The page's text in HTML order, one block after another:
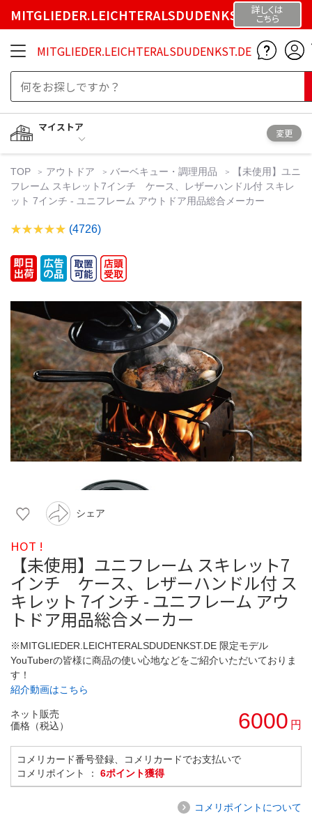
MITGLIEDER.LEICHTERALSDUDENKST.DE詳しくは
こちら
MITGLIEDER.LEICHTERALSDUDENKST.DE
マイストア
変更
TOP アウトドア バーベキュー・調理用品
【未使用】ユニ
フレーム スキレット7インチ ケース、レザーハンドル付 スキレ
ット 7インチ - ユニフレーム アウトドア用品総合メーカー
(4726)
シェア
HOT !
【未使用】ユニフレーム スキレット7
インチ ケース、レザーハンドル付 ス
キレット 7インチ - ユニフレーム アウ
トドア用品総合メーカー
※MITGLIEDER.LEICHTERALSDUDENKST.DE 限定モデル
YouTuberの皆様に商品の使い心地などをご紹介いただいておりま
す！
紹介動画はこちら
ネット販売
価格（税込）
6000 円
コメリカード番号登録、コメリカードでお支払いで
コメリポイント ： 6ポイント獲得
コメリポイントについて